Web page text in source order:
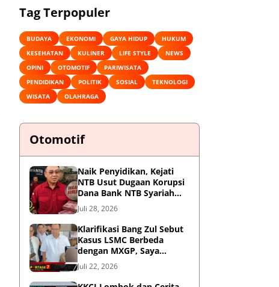
Tag Terpopuler
BUDAYA EKONOMI GAYA HIDUP
HUKUM
KESEHATAN
KULINER LIFE STYLE
NEWS
OPINI
OTOMOTIF
PARIWISATA
PENDIDIKAN
POLITIK SOSIAL
TEKNOLOGI
WISATA
OLAHRAGA
Otomotif
Naik Penyidikan, Kejati
NTB Usut Dugaan Korupsi
Dana Bank NTB Syariah
untuk MXGP 2023
Juli 28, 2026
Klarifikasi Bang Zul Sebut
Kasus LSMC Berbeda
dengan MXGP, Saya
Dipanggil Sebagai Saksi
Juli 22, 2026